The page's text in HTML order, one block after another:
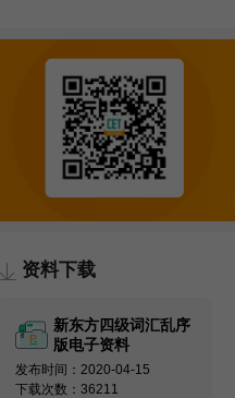
资料下载
新东方四级词汇乱序
版电子资料
发布时间：2020-04-15
下载次数：36211